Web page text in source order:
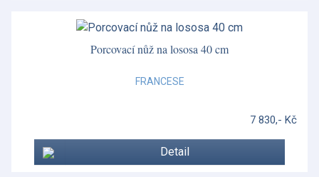
Porcovací nůž na lososa 40 cm
FRANCESE
7 830,- Kč
Detail